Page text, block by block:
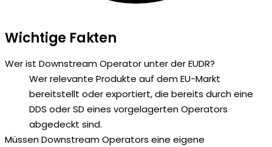
Wichtige Fakten
Wer ist Downstream Operator unter der EUDR?
Wer relevante Produkte auf dem EU-Markt
bereitstellt oder exportiert, die bereits durch eine
DDS oder SD eines vorgelagerten Operators
abgedeckt sind.
Müssen Downstream Operators eine eigene